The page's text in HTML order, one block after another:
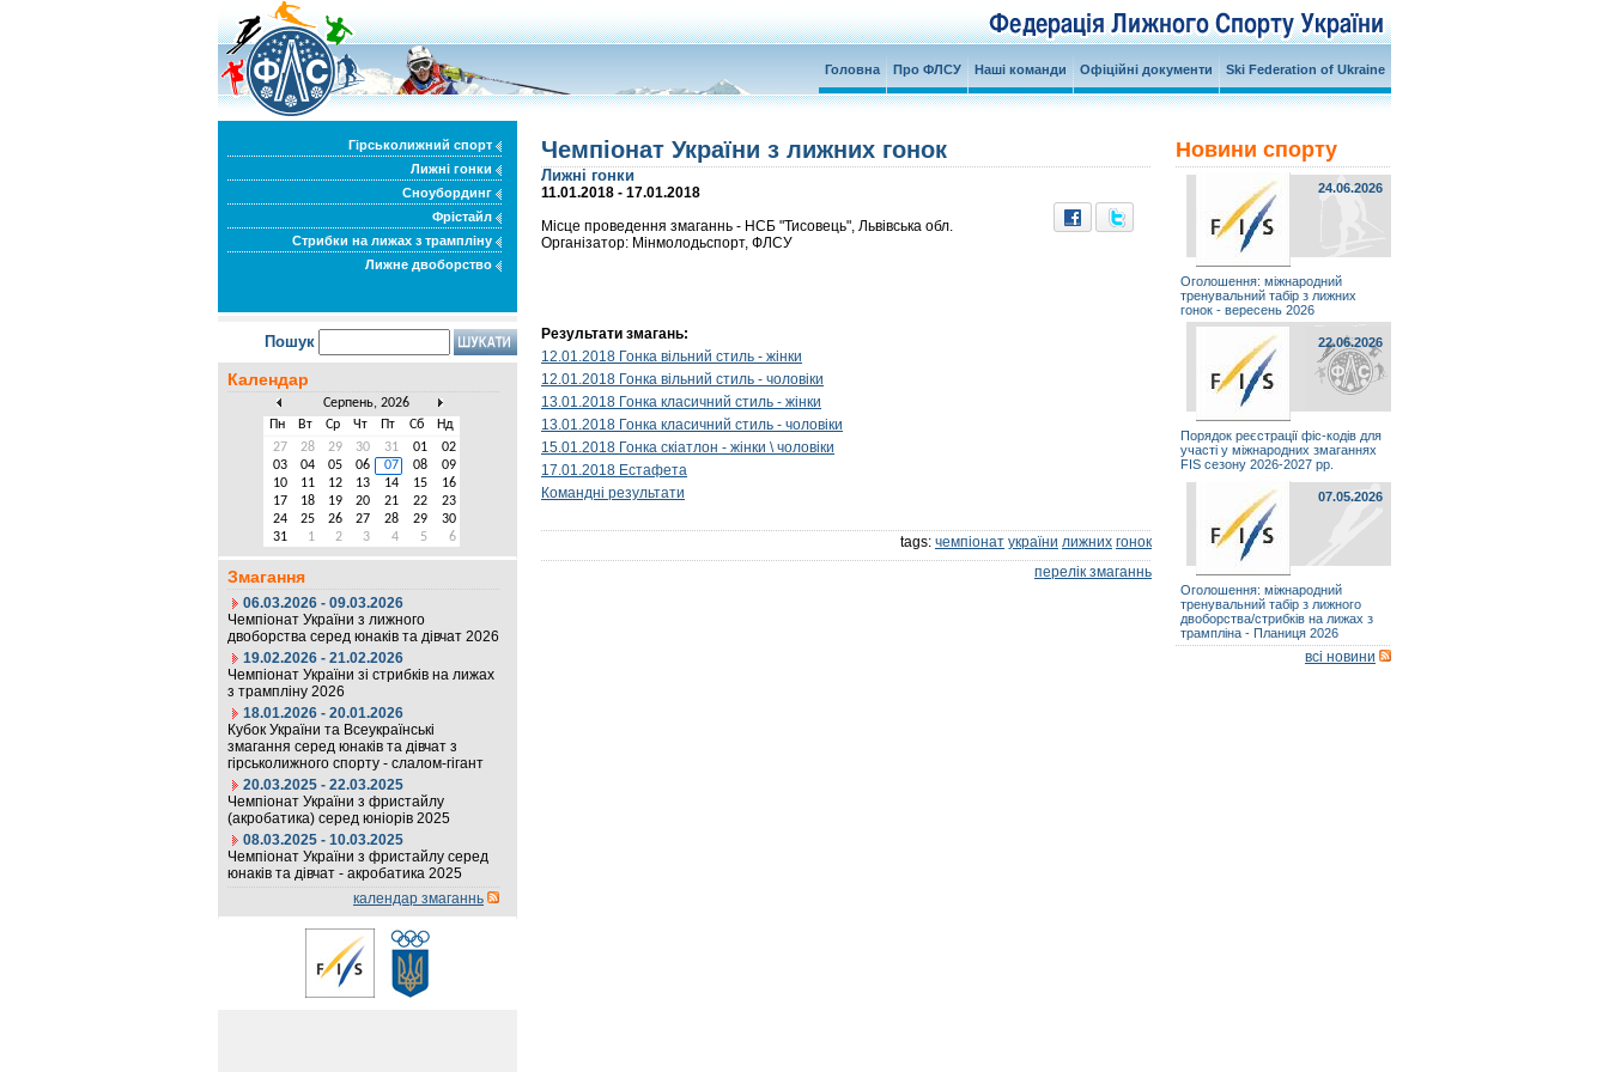
Головна Про ФЛСУ Наші команди Офіційні документи Ski Federation of Ukraine
Гірськолижний спорт
Лижні гонки
Сноубординг
Фрістайл
Стрибки на лижах з трампліну
Лижне двоборство
Пошук
Календар
Серпень, 2026
Пн
Вт Ср Чт Пт Сб
Нд
27
28 29 30 31 01
02
03
04 05 06 07 08
09
10
11 12 13 14 15
16
17
18 19 20 21 22
23
24
25 26 27 28 29
30
31
1 2 3 4 5 6
Змагання
06.03.2026 - 09.03.2026
Чемпіонат України з лижного
двоборства серед юнаків та дівчат 2026
19.02.2026 - 21.02.2026
Чемпіонат України зі стрибків на лижах
з трампліну 2026
18.01.2026 - 20.01.2026
Кубок України та Всеукраїнські
змагання серед юнаків та дівчат з
гірськолижного спорту - слалом-гігант
20.03.2025 - 22.03.2025
Чемпіонат України з фристайлу
(акробатика) серед юніорів 2025
08.03.2025 - 10.03.2025
Чемпіонат України з фристайлу серед
юнаків та дівчат - акробатика 2025
календар змаганнь
Чемпіонат України з лижних гонок
Лижні гонки
11.01.2018 - 17.01.2018
Місце проведення змаганнь - НСБ "Тисовець", Львівська обл.
Організатор: Мінмолодьспорт, ФЛСУ
Результати змагань:
12.01.2018 Гонка вільний стиль - жінки
12.01.2018 Гонка вільний стиль - чоловіки
13.01.2018 Гонка класичний стиль - жінки
13.01.2018 Гонка класичний стиль - чоловіки
15.01.2018 Гонка скіатлон - жінки \ чоловіки
17.01.2018 Естафета
Командні результати
tags: чемпіонат україни лижних гонок
перелік змаганнь
Новини спорту
24.06.2026
Оголошення: міжнародний
тренувальний табір з лижних
гонок - вересень 2026
22.06.2026
Порядок реєстрації фіс-кодів для
участі у міжнародних змаганнях
FIS сезону 2026-2027 рр.
07.05.2026
Оголошення: міжнародний
тренувальний табір з лижного
двоборства/стрибків на лижах з
трампліна - Планиця 2026
всі новини